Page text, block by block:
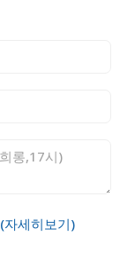
(자세히보기)